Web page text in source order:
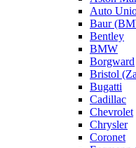
Auto
Baur
Bentley
BMW
Borgward
Bristol
Bugatti
Cadillac
Chevrolet
Chrysler
Coronet